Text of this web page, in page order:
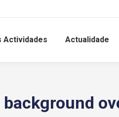
Actividades Actualidade